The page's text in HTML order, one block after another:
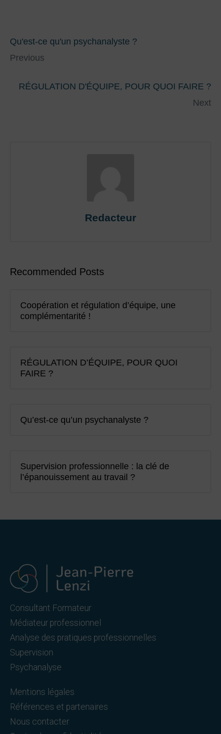
Qu'est-ce qu'un psychanalyste ?
Previous
RÉGULATION D'ÉQUIPE, POUR QUOI FAIRE ?
Next
Redacteur
Recommended Posts
Coopération et régulation d’équipe, une
complémentarité !
RÉGULATION D’ÉQUIPE, POUR QUOI
FAIRE ?
Qu’est-ce qu’un psychanalyste ?
Supervision professionnelle : la clé de
l’épanouissement au travail ?
Consultant Formateur
Médiateur professionnel
Analyse des pratiques professionnelles
Supervision
Psychanalyse
Mentions légales
Références et partenaires
Nous contacter